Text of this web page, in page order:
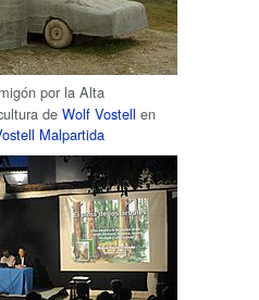
por la Alta
de Wolf Vostell en
Malpartida